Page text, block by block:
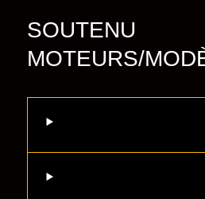
SOUTENU
MOTEURS/